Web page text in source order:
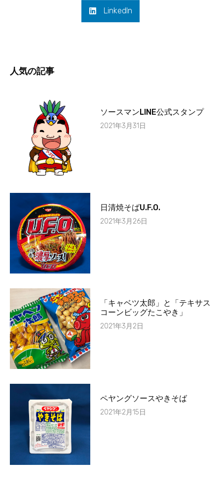
LinkedIn
人気の記事
ソースマンLINE公式スタンプ
2021年3月31日
日清焼そばU.F.O.
2021年3月26日
「キャベツ太郎」と「テキサス
コーンビッグたこやき」
2021年3月2日
ペヤングソースやきそば
2021年2月15日